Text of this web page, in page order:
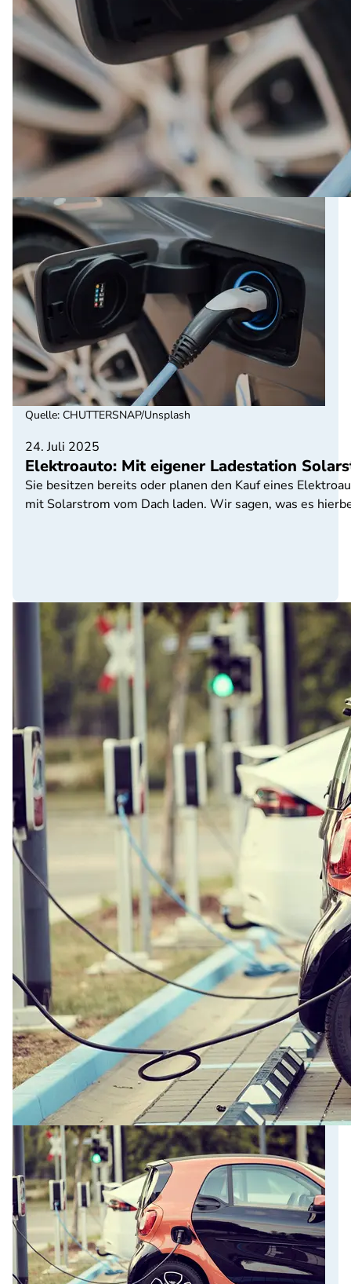
24. Juli 2025
Elektroauto: Mit eigener Ladestation
Sie besitzen bereits oder planen den Kauf eines
mit Solarstrom vom Dach laden. Wir sagen, was es
Quelle: CHUTTERSNAP/Unsplash